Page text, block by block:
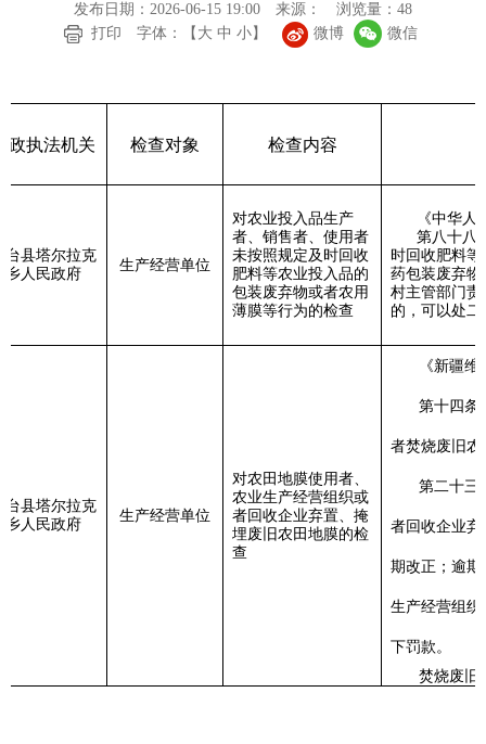
发布日期：2026-06-15 19:00 来源： 浏览量： 48
打印
字体：【 大 中 小】 微博 微信
政执法机关 检查对象 检查内容
台县塔尔拉克
乡人民政府
生产经营单位
对农业投入品生产
者、销售者、使用者
未按照规定及时回收
肥料等农业投入品的
包装废弃物或者农用
薄膜等行为的检查
《中华
第八十八
时回收肥料
药包装废弃
村主管部门
的，可以处
台县塔尔拉克
乡人民政府
生产经营单位
对农田地膜使用者、
农业生产经营组织或
者回收企业弃置、掩
埋废旧农田地膜的检
查
《新疆
第十四条
者焚烧废旧农
第二十三
者回收企业
期改正；逾
生产经营组
下罚款。
焚烧废旧